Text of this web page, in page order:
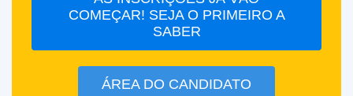
COMEÇAR! SEJA O PRIMEIRO A
SABER
ÁREA DO CANDIDATO